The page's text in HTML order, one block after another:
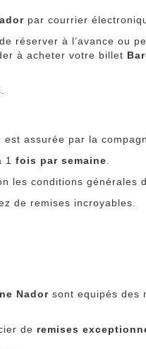
par courrier
réserver à l’avance ou
à acheter votre billet
est assurée par la
1 fois par semaine
les conditions générales
de remises incroyables.
Nador sont equipés des
de remises